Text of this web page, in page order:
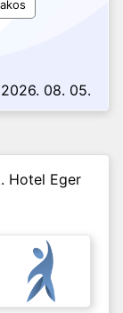
2026. 08. 05.
Hotel Eger